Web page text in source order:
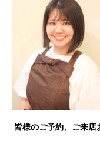
皆様のご予約、ご来店